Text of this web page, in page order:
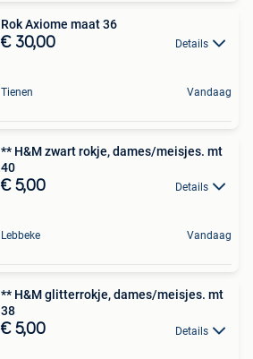
Rok Axiome maat 36
€ 30,00 Details
Tienen Vandaag
** H&M zwart rokje, dames/meisjes. mt
40
€ 5,00 Details
Lebbeke Vandaag
** H&M glitterrokje, dames/meisjes. mt
38
€ 5,00 Details